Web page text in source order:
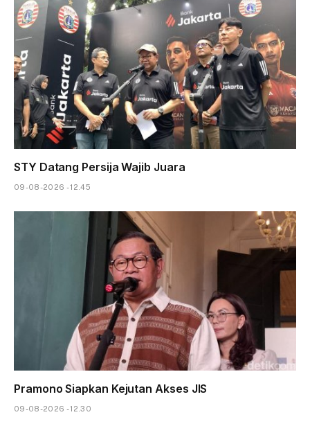
STY Datang Persija Wajib Juara
09-08-2026 - 12.45
Pramono Siapkan Kejutan Akses JIS
09-08-2026 - 12.30